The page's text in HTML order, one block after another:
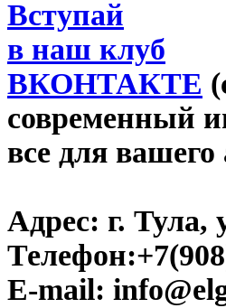
Вступай
в наш клуб
ВКОНТАКТЕ
современный
все для
Адрес: г. Тула,
Телефон:
E-mail: